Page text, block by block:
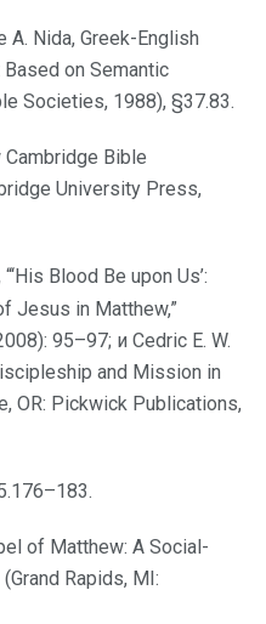
A. Nida, Greek-English
on Semantic
Societies, 1988), §37.83.
Cambridge Bible
University Press,
Blood Be upon Us’:
Jesus in Matthew,”
95–97; и Cedric E. W.
and Mission in
OR: Pickwick Publications,
of Matthew: A Social-
Rapids, MI: